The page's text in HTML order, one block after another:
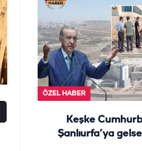
ÖZEL HABER
Keşke
Şanlıurfa’ya